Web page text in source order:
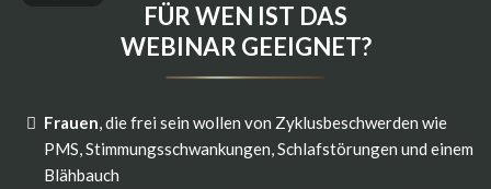
FÜR WEN IST DAS
WEBINAR GEEIGNET?
Frauen, die frei sein wollen von Zyklusbeschwerden wie
PMS, Stimmungsschwankungen, Schlafstörungen und einem
Blähbauch